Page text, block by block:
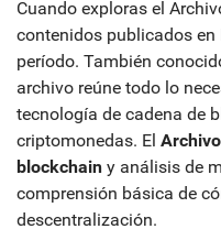
Cuando exploras el
contenidos publicados en
período. También
archivo reúne todo lo
tecnología de cadena de
criptomonedas. El
blockchain y análisis de
comprensión básica de
descentralización.